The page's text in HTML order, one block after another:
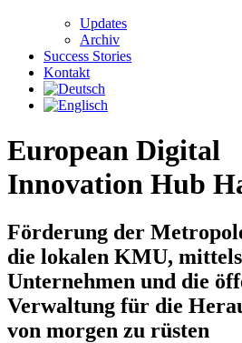
Updates
Archiv
Success Stories
Kontakt
European Digital
Innovation Hub
Förderung der
die lokalen KMU,
Unternehmen und die
Verwaltung für die
von morgen zu rüsten